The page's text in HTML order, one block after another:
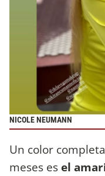
NICOLE NEUMANN
Un color
meses es el